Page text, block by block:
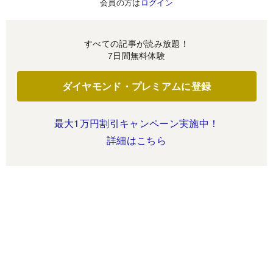
すべての記事が読み放題！
7日間無料体験
ダイヤモンド・プレミアムに登録
最大1万円割引キャンペーン実施中！
詳細はこちら